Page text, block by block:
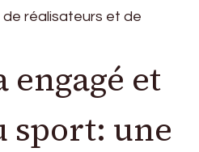
réalisateurs et de
engagé et
sport: une